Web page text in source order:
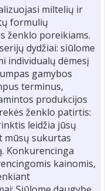
miltelių ir
formulių
ženklo poreikiams.
dydžiai: siūlome
individualų dėmesį
gamybos
terminus,
produkcijos
ženklo patirtis:
leidžia jūsų
mūsų sukurtas
Konkurencinga
kainomis,